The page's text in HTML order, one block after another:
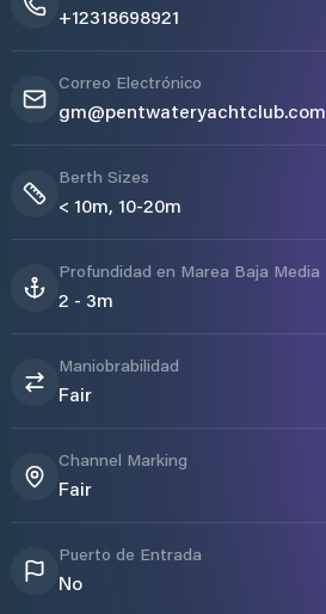
+12318698921
Correo Electrónico
gm@pentwateryachtclub.com
Berth Sizes
< 10m, 10-20m
Profundidad en Marea Baja Media
2 - 3m
Maniobrabilidad
Fair
Channel Marking
Fair
Puerto de Entrada
No